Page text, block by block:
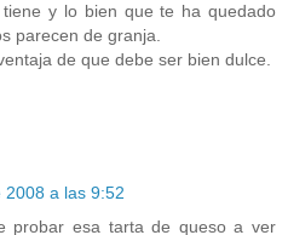
y lo bien que te ha quedado
parecen de granja.
de que debe ser bien dulce.
a las 9:52
probar esa tarta de queso a ver